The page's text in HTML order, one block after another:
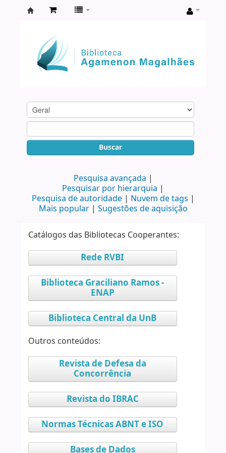
Agamenon
Magalhães
Buscar
Pesquisa avançada
Pesquisar por hierarquia
Pesquisa de autoridade
Nuvem de tags
Mais popular
Sugestões de aquisição
Catálogos das Bibliotecas Cooperantes:
Rede RVBI
Biblioteca Graciliano Ramos -
ENAP
Biblioteca Central da UnB
Outros conteúdos:
Revista de Defesa da
Concorrência
Revista do IBRAC
Normas Técnicas ABNT e ISO
Bases de Dados